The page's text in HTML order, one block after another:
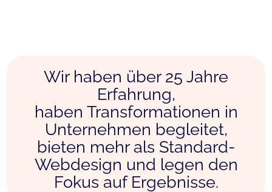
Wir haben über 25 Jahre
Erfahrung,
haben Transformationen in
Unternehmen begleitet,
bieten mehr als Standard-
Webdesign und legen den
Fokus auf Ergebnisse.